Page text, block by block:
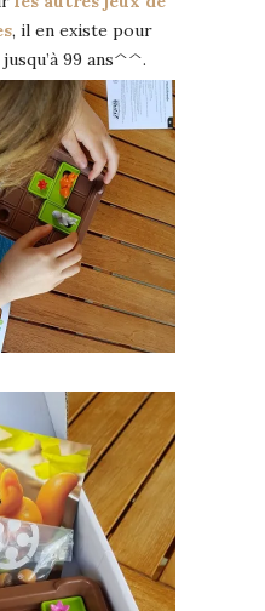
, il en existe pour
99 ans^^.